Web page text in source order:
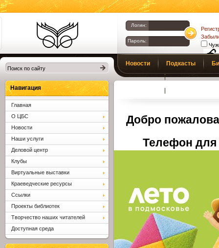
Библиотеки
Клина. Клинская
ЦБС.
Логин:
Пароль:
Новости Подкасты
Добро
Телефон для
Навигация
Главная
О ЦБС
Новости
Наши услуги
Деловой центр
Клубы
Виртуальные выставки
Краеведческие ресурсы
Ссылки
Проекты библиотек
Творчество наших читателей
Доступная среда